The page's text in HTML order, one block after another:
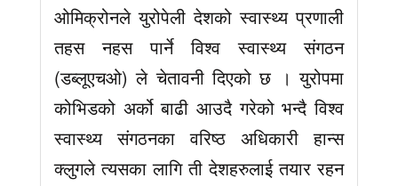
ओमिक्रोनले युरोपेली देशको स्वास्थ्य प्रणाली
तहस नहस पार्ने विश्व स्वास्थ्य संगठन
(डब्लूएचओ) ले चेतावनी दिएको छ । युरोपमा
कोभिडको अर्को बाढी आउदै गरेको भन्दै विश्व
स्वास्थ्य संगठनका वरिष्ठ अधिकारी हान्स
क्लुगले त्यसका लागि ती देशहरुलाई तयार रहन